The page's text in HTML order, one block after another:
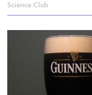
Science Club